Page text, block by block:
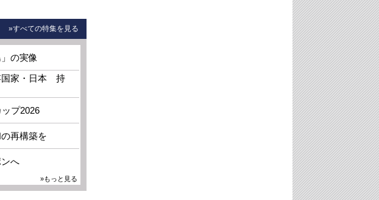
»すべての特集を見る
の実像
国家・日本 持
プ2026
再構築を
へ
»もっと見る